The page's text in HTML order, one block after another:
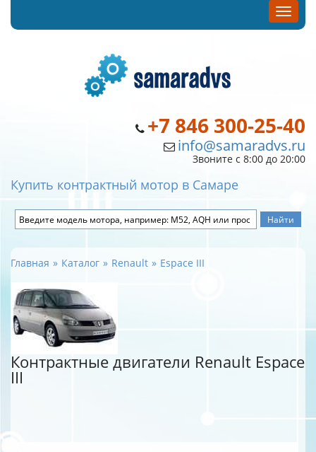
+7 846 300-25-40
info@samaradvs.ru
Звоните с 8:00 до 20:00
Купить контрактный мотор в Самаре
Главная Каталог Renault Espace III
Контрактные двигатели Renault Espace
III